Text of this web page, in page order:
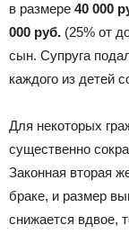
в размере 40 000
000 руб. (25% от
сын. Супруга
каждого из детей
Для некоторых
существенно
Законная вторая
браке, и размер
снижается вдвое,